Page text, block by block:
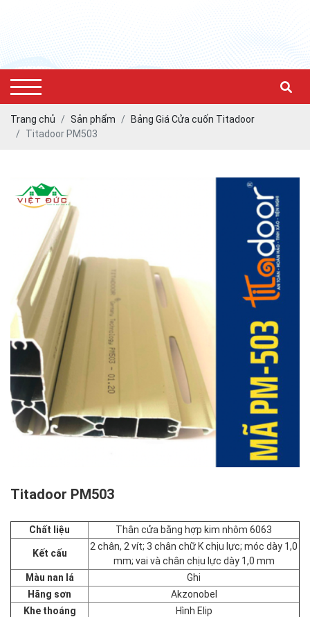
Trang chủ Sản phẩm
Bảng Giá Cửa cuốn Titadoor
Titadoor PM503
Titadoor PM503
Chất liệu Thân cửa bằng hợp kim nhôm 6063
Kết cấu
2 chân, 2 vít; 3 chân chữ K chịu lực; móc dày 1,0
mm; vai và chân chịu lực dày 1,0 mm
Màu nan lá
Ghi
Hãng sơn
Akzonobel
Khe thoáng
Hình Elip